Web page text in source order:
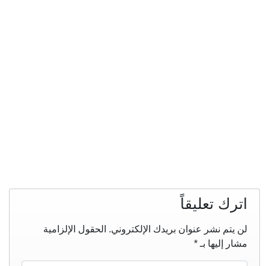
اترك تعليقاً
لن يتم نشر عنوان بريدك الإلكتروني. الحقول الإلزامية
مشار إليها بـ *